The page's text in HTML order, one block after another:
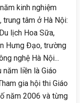
kinh nghiệm
tâm ở Hà Nội:
lịch Hoa Sữa,
Hưng Đạo, trường
nghệ Hà Nội...
năm liền là Giáo
gia hội thi Giáo
năm 2006 và từng